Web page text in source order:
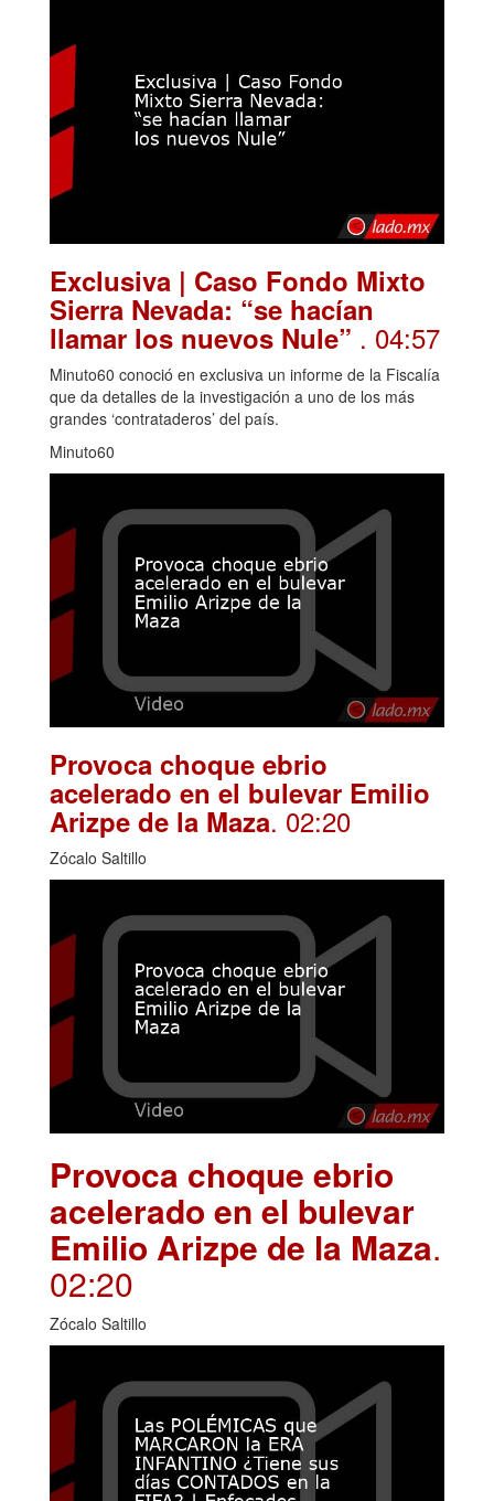
Exclusiva | Caso Fondo Mixto
Sierra Nevada: “se hacían
llamar los nuevos Nule” . 04:57
Minuto60 conoció en exclusiva un informe de la Fiscalía
que da detalles de la investigación a uno de los más
grandes ‘contrataderos’ del país.
Minuto60
Provoca choque ebrio
acelerado en el bulevar Emilio
Arizpe de la Maza. 02:20
Zócalo Saltillo
Provoca choque ebrio
acelerado en el bulevar
Emilio Arizpe de la Maza.
02:20
Zócalo Saltillo